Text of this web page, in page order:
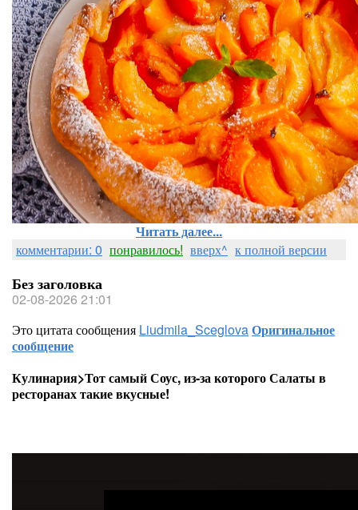
Читать далее...
комментарии: 0 понравилось! вверх^ к полной версии
Без заголовка
02-08-2026 21:01
Это цитата сообщения Liudmila_SceglovaОригинальное
сообщение
Кулинария>Тот самый Соус, из-за которого Салаты в
ресторанах такие вкусные!